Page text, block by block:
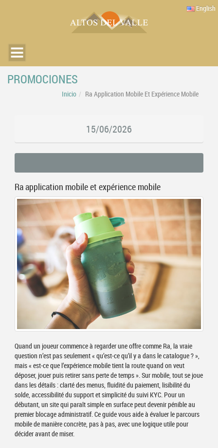
English
PROMOCIONES
Inicio Ra Application Mobile Et Expérience Mobile
15/06/2026
Ra application mobile et expérience mobile
Quand un joueur commence à regarder une offre comme Ra, la vraie
question n’est pas seulement « qu’est-ce qu’il y a dans le catalogue ? »,
mais « est-ce que l’expérience mobile tient la route quand on veut
déposer, jouer puis retirer sans perte de temps ». Sur mobile, tout se joue
dans les détails : clarté des menus, fluidité du paiement, lisibilité du
solde, accessibilité du support et simplicité du suivi KYC. Pour un
débutant, un site qui paraît simple en surface peut devenir pénible au
premier blocage administratif. Ce guide vous aide à évaluer le parcours
mobile de manière concrète, pas à pas, avec une logique utile pour
décider avant de miser.